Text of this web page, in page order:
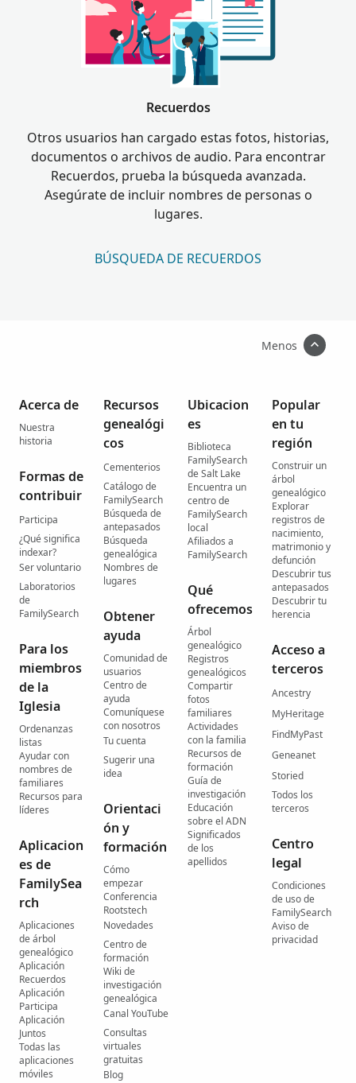
Recuerdos
Otros usuarios han cargado estas fotos, historias,
documentos o archivos de audio. Para encontrar
Recuerdos, prueba la búsqueda avanzada.
Asegúrate de incluir nombres de personas o
lugares.
BÚSQUEDA DE RECUERDOS
Menos
Acerca de
Nuestra
historia
Formas de
contribuir
Participa
¿Qué significa
indexar?
Ser voluntario
Laboratorios
de
FamilySearch
Para los
miembros
de la
Iglesia
Ordenanzas
listas
Ayudar con
nombres de
familiares
Recursos para
líderes
Aplicacion
es de
FamilySea
rch
Aplicaciones
de árbol
genealógico
Aplicación
Recuerdos
Aplicación
Participa
Aplicación
Juntos
Todas las
aplicaciones
móviles
Recursos
genealógi
cos
Cementerios
Catálogo de
FamilySearch
Búsqueda de
antepasados
Búsqueda
genealógica
Nombres de
lugares
Obtener
ayuda
Comunidad de
usuarios
Centro de
ayuda
Comuníquese
con nosotros
Tu cuenta
Sugerir una
idea
Orientaci
ón y
formación
Cómo
empezar
Conferencia
Rootstech
Novedades
Centro de
formación
Wiki de
investigación
genealógica
Canal YouTube
Consultas
virtuales
gratuitas
Blog
Ubicacion
es
Biblioteca
FamilySearch
de Salt Lake
Encuentra un
centro de
FamilySearch
local
Afiliados a
FamilySearch
Qué
ofrecemos
Árbol
genealógico
Registros
genealógicos
Compartir
fotos
familiares
Actividades
con la familia
Recursos de
formación
Guía de
investigación
Educación
sobre el ADN
Significados
de los
apellidos
Popular
en tu
región
Construir un
árbol
genealógico
Explorar
registros de
nacimiento,
matrimonio y
defunción
Descubrir tus
antepasados
Descubrir tu
herencia
Acceso a
terceros
Ancestry
MyHeritage
FindMyPast
Geneanet
Storied
Todos los
terceros
Centro
legal
Condiciones
de uso de
FamilySearch
Aviso de
privacidad